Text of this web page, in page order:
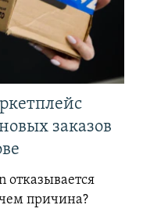
заказов
отказывается
причина?